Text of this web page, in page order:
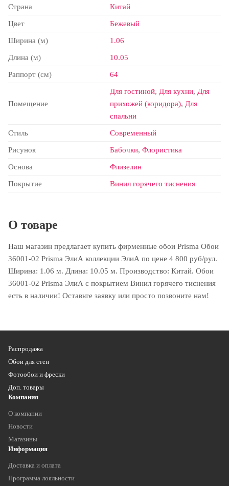
Страна Китай
Цвет Бежевый
Ширина (м) 1.06
Длина (м) 10.05
Раппорт (см) 64
Помещение
Для гостиной, Для кухни, Для
прихожей (коридора), Для
спальни
Стиль Современный
Рисунок Бабочки, Флористика
Основа Флизелин
Покрытие Винил горячего тиснения
О товаре
Наш магазин предлагает купить фирменные обои Prisma Обои
36001-02 Prisma ЭлиА коллекции ЭлиА по цене 4 800 руб/рул.
Ширина: 1.06 м. Длина: 10.05 м. Производство: Китай. Обои
36001-02 Prisma ЭлиА с покрытием Винил горячего тиснения
есть в наличии! Оставьте заявку или просто позвоните нам!
Распродажа
Обои для стен
Фотообои и фрески
Доп. товары
Компания
О компании
Новости
Магазины
Информация
Доставка и оплата
Программа лояльности